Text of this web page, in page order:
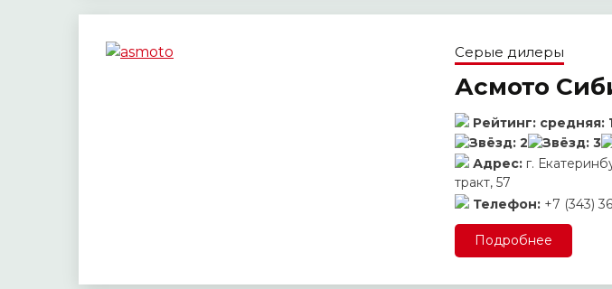
Серые дилеры
Асмото
Рейтинг:средняя:
Адрес: г.
тракт, 57
Телефон: +7 (343)
Подробнее